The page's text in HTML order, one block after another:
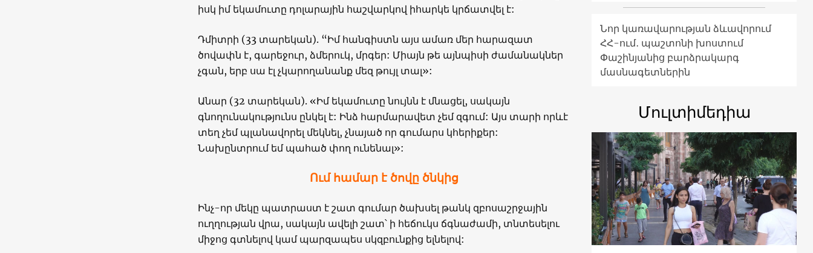
իսկ իմ եկամուտը դոլարային հաշվարկով իհարկե կրճատվել է:
Դմիտրի (33 տարեկան). “Իմ հանգիստն այս ամառ մեր հարազատ
ծովափն է, գարեջուր, ձմերուկ, մրգեր: Միայն թե այնպիսի ժամանակներ
չգան, երբ սա էլ չկարողանանք մեզ թույլ տալ»:
Անար (32 տարեկան). «Իմ եկամուտը նույնն է մնացել, սակայն
գնողունակությունս ընկել է: Ինձ հարմարավետ չեմ զգում: Այս տարի որևէ
տեղ չեմ պլանավորել մեկնել, չնայած որ գումարս կհերիքեր:
Նախընտրում եմ պահած փող ունենալ»:
Ում համար է ծովը ծնկից
Ինչ-որ մեկը պատրաստ է շատ գումար ծախսել թանկ զբոսաշրջային
ուղղության վրա, սակայն ավելի շատ՝ ի հեճուկս ճգնաժամի, տնտեսելու
միջոց գտնելով կամ պարզապես սկզբունքից ելնելով:
Նոր կառավարության ձևավորում
ՀՀ-ում․ պաշտոնի խոստում
Փաշինյանից բարձրակարգ
մասնագետներին
Մուլտիմեդիա